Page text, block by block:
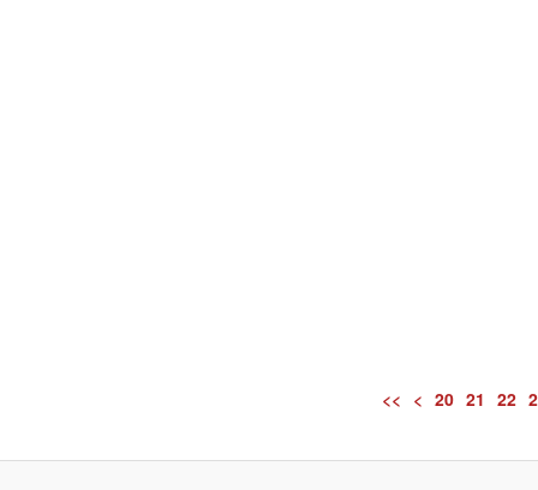
<< < 10
20 21 22